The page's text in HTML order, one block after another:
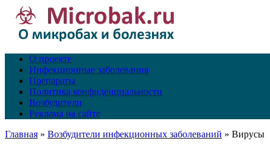
О проекте
Инфекционные заболевания
Препараты
Политика конфиденциальности
Возбудители
Реклама на сайте
Главная » Возбудители инфекционных заболеваний » Вирусы